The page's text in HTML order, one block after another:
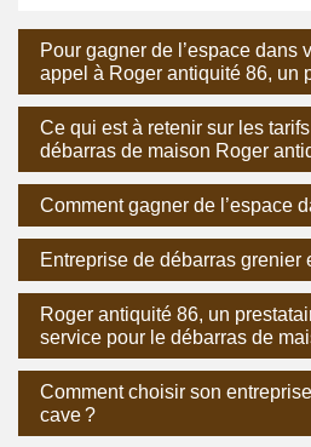
Pour gagner de l’espace dans
appel à Roger antiquité 86, un
Ce qui est à retenir sur les
débarras de maison Roger
Comment gagner de l’espace
Entreprise de débarras grenier
Roger antiquité 86, un
service pour le débarras de
Comment choisir son
cave ?